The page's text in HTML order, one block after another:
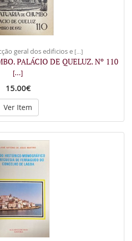
geral dos edificios e [...]
PALÁCIO DE QUELUZ. Nº 110
[...]
15.00€
Ver Item